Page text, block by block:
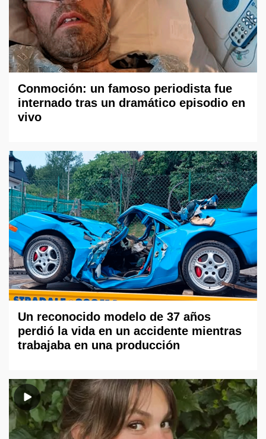
Conmoción: un famoso periodista fue
internado tras un dramático episodio en
vivo
Un reconocido modelo de 37 años
perdió la vida en un accidente mientras
trabajaba en una producción